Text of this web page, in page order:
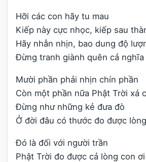
Hỡi các con hãy tu mau
Kiếp này cực nhọc, kiếp sau
Hãy nhẫn nhịn, bao dung độ
Đừng tranh giành quên cả nghĩa
Mười phần phải nhịn chín phần
Còn một phần nữa Phật Trời xá
Đừng như những kẻ đưa đò
Ở đời đâu có thước đo được lòng
Đó là đối với người trần
Phật Trời đo được cả lòng con ơi